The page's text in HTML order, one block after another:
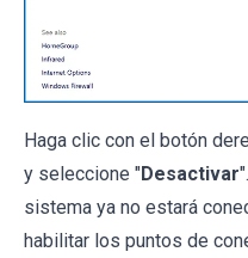
Haga clic con el botón
y seleccione "Desactivar
sistema ya no estará
habilitar los puntos de